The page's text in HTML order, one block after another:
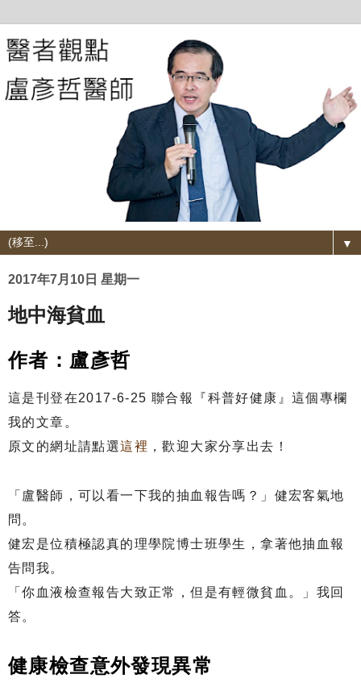
▼
2017年7月10日 星期一
地中海貧血
作者：盧彥哲
這是刊登在2017-6-25 聯合報『科普好健康』這個專欄
我的文章。
原文的網址請點選這裡 ，歡迎大家分享出去！
「盧醫師，可以看一下我的抽血報告嗎？」健宏客氣地
問。
健宏是位積極認真的理學院博士班學生，拿著他抽血報
告問我。
「你血液檢查報告大致正常，但是有輕微貧血。」我回
答。
健康檢查意外發現異常